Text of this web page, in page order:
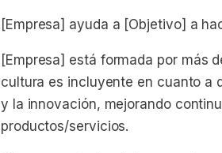
[Empresa] ayuda a [Objetivo] a
[Empresa] está formada por más
cultura es incluyente en cuanto a
y la innovación, mejorando
productos/servicios.